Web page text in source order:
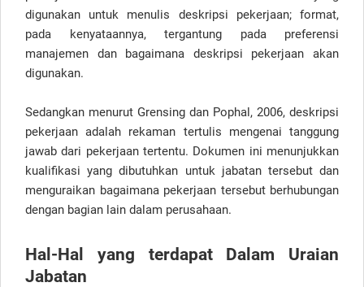
digunakan untuk menulis deskripsi pekerjaan; format,
pada kenyataannya, tergantung pada preferensi
manajemen dan bagaimana deskripsi pekerjaan akan
digunakan.
Sedangkan menurut Grensing dan Pophal, 2006, deskripsi
pekerjaan adalah rekaman tertulis mengenai tanggung
jawab dari pekerjaan tertentu. Dokumen ini menunjukkan
kualifikasi yang dibutuhkan untuk jabatan tersebut dan
menguraikan bagaimana pekerjaan tersebut berhubungan
dengan bagian lain dalam perusahaan.
Hal-Hal yang terdapat Dalam Uraian
Jabatan